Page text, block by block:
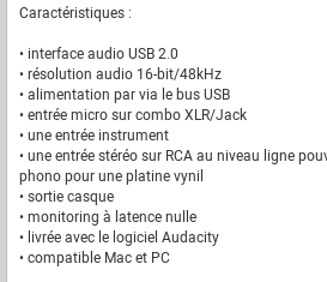
Caractéristiques :
• interface audio USB 2.0
• résolution audio 16-bit/48kHz
• alimentation par via le bus USB
• entrée micro sur combo XLR/Jack
• une entrée instrument
• une entrée stéréo sur RCA au niveau ligne
phono pour une platine vynil
• sortie casque
• monitoring à latence nulle
• livrée avec le logiciel Audacity
• compatible Mac et PC